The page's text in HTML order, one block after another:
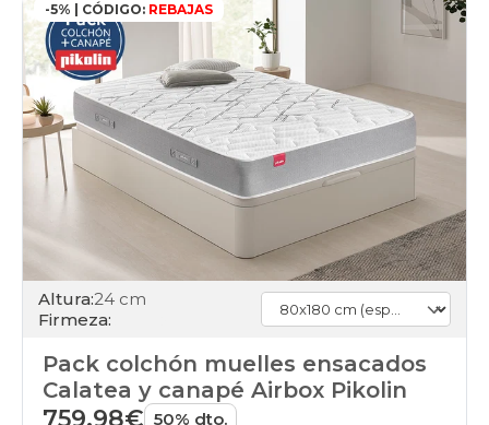
-5% | CÓDIGO: REBAJAS
Altura:24 cm
Firmeza:
Pack colchón muelles ensacados
Calatea y canapé Airbox Pikolin
759,98€ 50% dto.